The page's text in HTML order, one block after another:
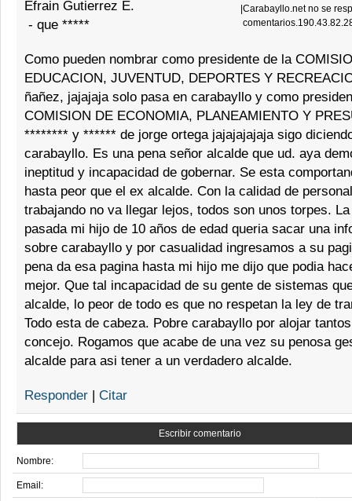
Efrain Gutierrez E.
- que *****
Carabayllo.net no se
Como pueden nombrar como presidente de la
EDUCACION, JUVENTUD, DEPORTES Y
ñañez, jajajaja solo pasa en carabayllo y como
COMISION DE ECONOMIA, PLANEAMIENTO Y
******** y ****** de jorge ortega jajajajajaja sigo
carabayllo. Es una pena señor alcalde que ud. aya
ineptitud y incapacidad de gobernar. Se esta
hasta peor que el ex alcalde. Con la calidad de
trabajando no va llegar lejos, todos son unos torpes.
pasada mi hijo de 10 años de edad queria sacar una
sobre carabayllo y por casualidad ingresamos a su
pena da esa pagina hasta mi hijo me dijo que podia
mejor. Que tal incapacidad de su gente de sistemas
alcalde, lo peor de todo es que no respetan la ley de
Todo esta de cabeza. Pobre carabayllo por alojar
concejo. Rogamos que acabe de una vez su penosa
alcalde para asi tener a un verdadero alcalde.
Responder | Citar
Escribir comentario
Nombre:
Email: